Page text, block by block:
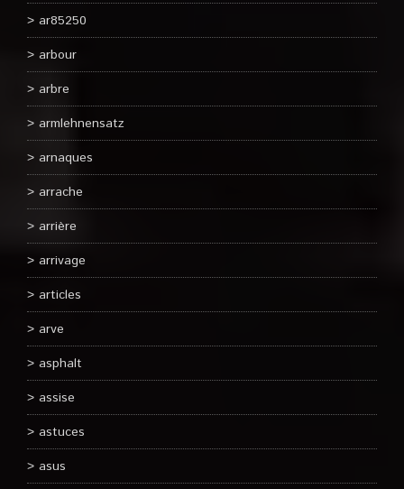
ar85250
arbour
arbre
armlehnensatz
arnaques
arrache
arrière
arrivage
articles
arve
asphalt
assise
astuces
asus